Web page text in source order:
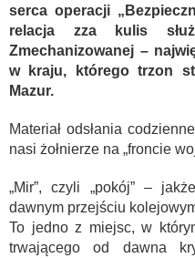
serca operacji
relacja zza kulis
Zmechanizowanej –
w kraju, którego trzon
Mazur.
Materiał odsłania
nasi żołnierze na „froncie
„Mir”, czyli „pokój” –
dawnym przejściu
To jedno z miejsc, w
trwającego od dawna